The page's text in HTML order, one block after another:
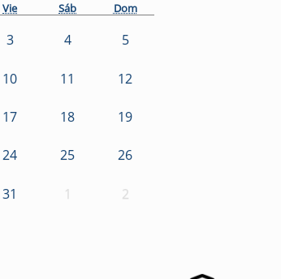
Vie Sáb Dom
3 4 5
10 11 12
17 18 19
24 25 26
31 1 2